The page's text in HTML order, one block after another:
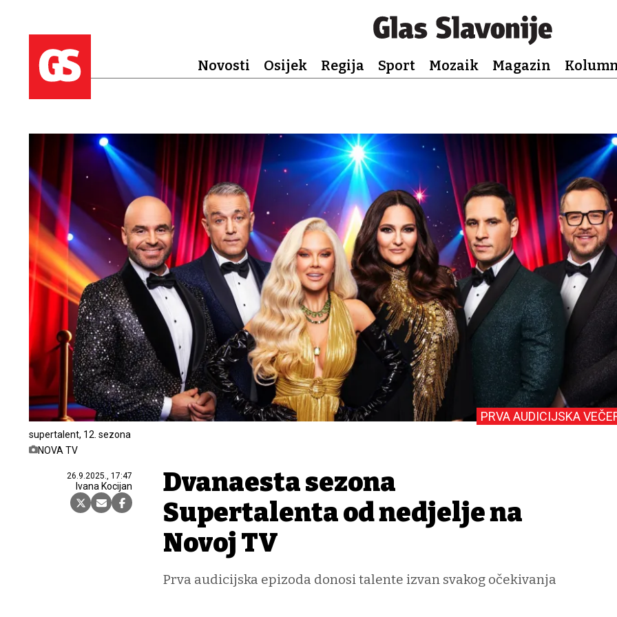
Novosti Osijek Regija Sport Mozaik Magazin
supertalent, 12. sezona
NOVA TV
26.9.2025., 17:47
Ivana Kocijan
PRVA AUDICIJSKA
Dvanaesta sezona
Supertalenta od nedjelje na
Novoj TV
Prva audicijska epizoda donosi talente izvan svakog očekivanja